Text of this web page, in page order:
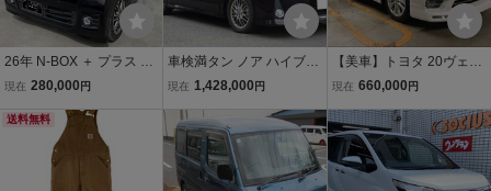
26年 N-BOX ＋ プラス カ
スタム スローパー パープ
いす移動車 トランポ バイ
ク N BOX エヌボックス N
現在 280,000 円
車検満タン ノア ハイブリ
ッドSｉ 実走 トヨタセー
リップモニター Bluetooth
バックカメラ 両側Pスラ
スマキー ETC
現在 1,428,000 円
【美車】トヨタ 20ヴェル
ファイア V6 3.5Z 車検令
ンバー車いす移動車 自動
車税減免
現在 660,000 円
送料無料